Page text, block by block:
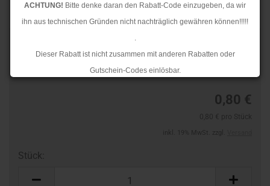
ACHTUNG! Bitte denke daran den Rabatt-Code einzugeben, da wir
ihn aus technischen Gründen nicht nachträglich gewähren können!!!!!
.
Dieser Rabatt ist nicht zusammen mit anderen Rabatten oder
Gutschein-Codes einlösbar.
Ab dem 17.08.2026 versenden wir wieder wie gewohnt. Aufgrund des
0,80 €
Stück: